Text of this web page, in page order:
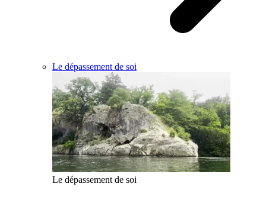
Le dépassement de soi
Le dépassement de soi